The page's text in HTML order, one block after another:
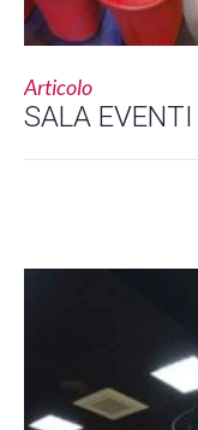
Articolo
SALA EVENTI